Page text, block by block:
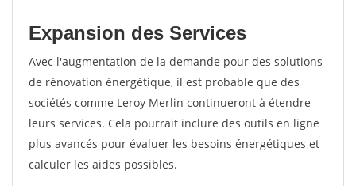
Expansion des Services
Avec l'augmentation de la demande pour des solutions
de rénovation énergétique, il est probable que des
sociétés comme Leroy Merlin continueront à étendre
leurs services. Cela pourrait inclure des outils en ligne
plus avancés pour évaluer les besoins énergétiques et
calculer les aides possibles.